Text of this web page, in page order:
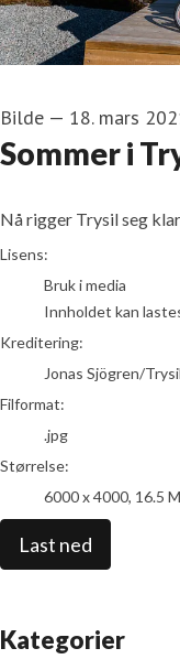
Bilde — 18. mars
Sommer i
Nå rigger Trysil seg
Jonas Sjögren/Trysil
Lisens:
Bruk i media
Innholdet kan
Kreditering:
Jonas Sjögren/Trysil
Filformat:
.jpg
Størrelse:
6000 x 4000, 16.5
Last ned
Kategorier